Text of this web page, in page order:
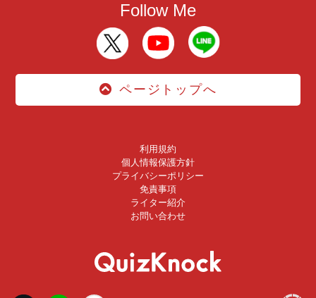
Follow Me
ページトップへ
利用規約
個人情報保護方針
プライバシーポリシー
免責事項
ライター紹介
お問い合わせ